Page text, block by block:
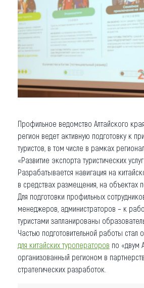
Профильное ведомство Алтайского
регион ведет активную подготовку к
туристов, в том числе в рамках
«Развитие экспорта туристических
Разрабатывается навигация на
в средствах размещения, на объектах
Для подготовки профильных
менеджеров, администраторов – к
туристами запланированы
Частью подготовительной работы стал
для китайских туроператоров по «двум
организованный регионом в
стратегических разработок.